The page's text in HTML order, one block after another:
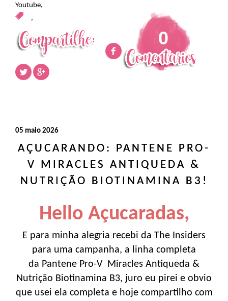
Youtube,
,
0
05 maio 2026
AÇUCARANDO: PANTENE PRO-
V MIRACLES ANTIQUEDA &
NUTRIÇÃO BIOTINAMINA B3!
Hello Açucaradas,
E para minha alegria recebi da The Insiders
para uma campanha, a linha completa
da Pantene Pro-V Miracles Antiqueda &
Nutrição Biotinamina B3, juro eu pirei e obvio
que usei ela completa e hoje compartilho com